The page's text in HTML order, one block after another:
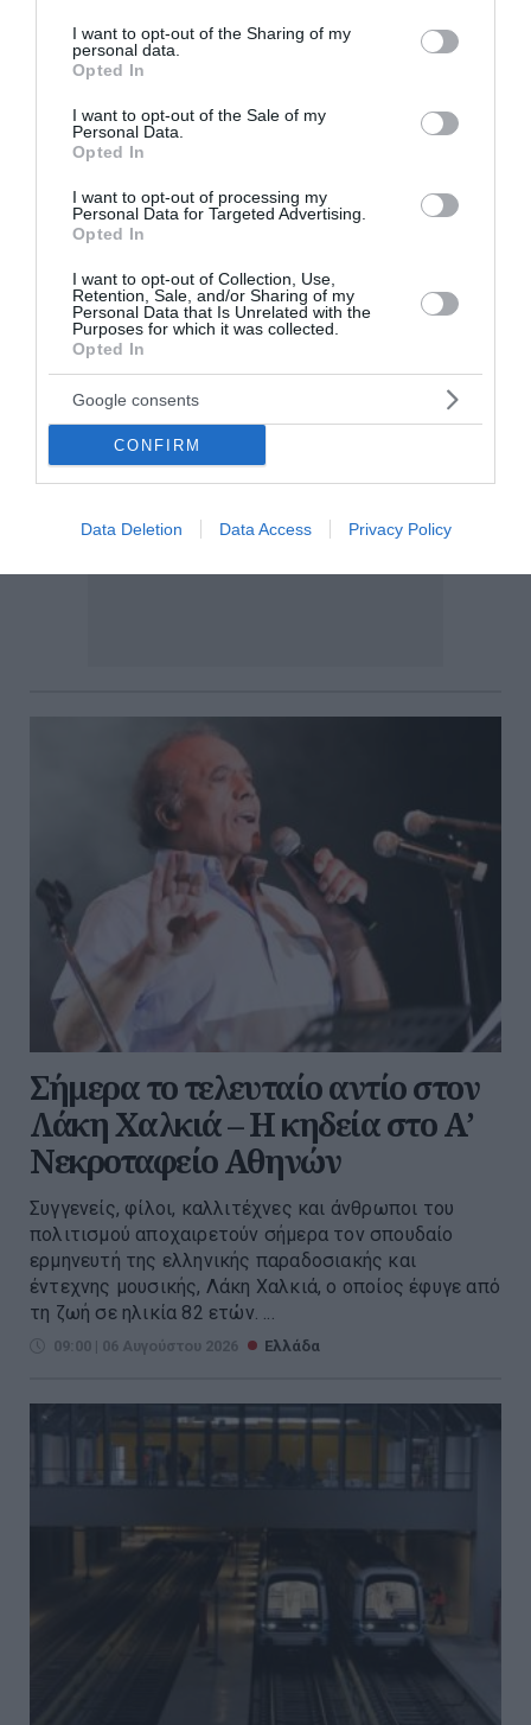
not limited to your visit or usage behaviour. You may click to
grant or deny consent to Google and its third-party tags to
use your data for below specified purposes in below Google
consent section.
I want to opt-out of the Sharing of my
personal data.
Opted In
I want to opt-out of the Sale of my
Personal Data.
Opted In
I want to opt-out of processing my
Personal Data for Targeted Advertising.
Opted In
I want to opt-out of Collection, Use,
Retention, Sale, and/or Sharing of my
Personal Data that Is Unrelated with the
Purposes for which it was collected.
Opted In
Google consents
CONFIRM
Data Deletion Data Access Privacy Policy
Σήμερα το τελευταίο αντίο στον
Λάκη Χαλκιά – Η κηδεία στο Α’
Νεκροταφείο Αθηνών
Συγγενείς, φίλοι, καλλιτέχνες και άνθρωποι του
πολιτισμού αποχαιρετούν σήμερα τον σπουδαίο
ερμηνευτή της ελληνικής παραδοσιακής και
έντεχνης μουσικής, Λάκη Χαλκιά, ο οποίος έφυγε από
τη ζωή σε ηλικία 82 ετών. ...
09:00 | 06 Αυγούστου 2026 Ελλάδα